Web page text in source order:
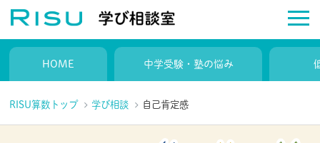
HOME 中学受験・塾の悩み
RISU算数トップ 学び相談 自己肯定感